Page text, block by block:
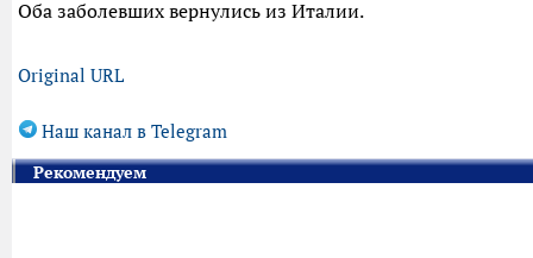
Оба заболевших вернулись из Италии.
Original URL
Наш канал в Telegram
Рекомендуем